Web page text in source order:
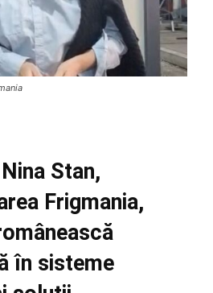
Stan,
Frigmania,
în sisteme